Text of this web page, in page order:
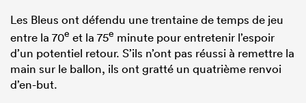
Les Bleus ont défendu une trentaine de temps de jeu
entre la 70e et la 75e minute pour entretenir l’espoir
d’un potentiel retour. S’ils n’ont pas réussi à remettre la
main sur le ballon, ils ont gratté un quatrième renvoi
d’en-but.